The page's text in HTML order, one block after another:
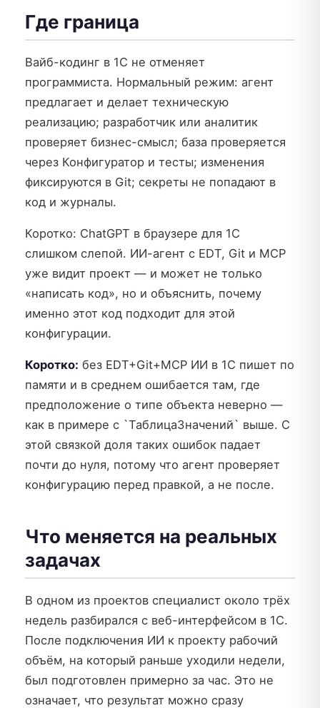
Где граница
Вайб-кодинг в 1С не отменяет
программиста. Нормальный режим: агент
предлагает и делает техническую
реализацию; разработчик или аналитик
проверяет бизнес-смысл; база проверяется
через Конфигуратор и тесты; изменения
фиксируются в Git; секреты не попадают в
код и журналы.
Коротко: ChatGPT в браузере для 1С
слишком слепой. ИИ-агент с EDT, Git и MCP
уже видит проект — и может не только
«написать код», но и объяснить, почему
именно этот код подходит для этой
конфигурации.
Коротко: без EDT+Git+MCP ИИ в 1С пишет по
памяти и в среднем ошибается там, где
предположение о типе объекта неверно —
как в примере с `ТаблицаЗначений` выше. С
этой связкой доля таких ошибок падает
почти до нуля, потому что агент проверяет
конфигурацию перед правкой, а не после.
Что меняется на реальных
задачах
В одном из проектов специалист около трёх
недель разбирался с веб-интерфейсом в 1С.
После подключения ИИ к проекту рабочий
объём, на который раньше уходили недели,
был подготовлен примерно за час. Это не
означает, что результат можно сразу